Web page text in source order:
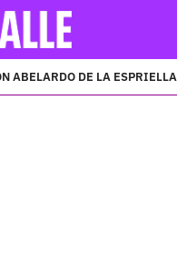
ABELARDO DE LA ESPRIELLA